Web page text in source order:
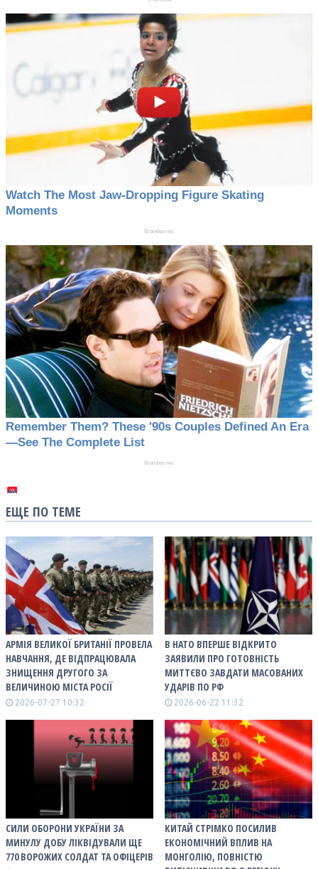
ЕЩЕ ПО ТЕМЕ
АРМІЯ ВЕЛИКОЇ БРИТАНІЇ ПРОВЕЛА
НАВЧАННЯ, ДЕ ВІДПРАЦЮВАЛА
ЗНИЩЕННЯ ДРУГОГО ЗА
ВЕЛИЧИНОЮ МІСТА РОСІЇ
2026-07-27 10:32
В НАТО ВПЕРШЕ ВІДКРИТО
ЗАЯВИЛИ ПРО ГОТОВНІСТЬ
МИТТЄВО ЗАВДАТИ МАСОВАНИХ
УДАРІВ ПО РФ
2026-06-22 11:32
СИЛИ ОБОРОНИ УКРАЇНИ ЗА
МИНУЛУ ДОБУ ЛІКВІДУВАЛИ ЩЕ
770 ВОРОЖИХ СОЛДАТ ТА ОФІЦЕРІВ
КИТАЙ СТРІМКО ПОСИЛИВ
ЕКОНОМІЧНИЙ ВПЛИВ НА
МОНГОЛІЮ, ПОВНІСТЮ